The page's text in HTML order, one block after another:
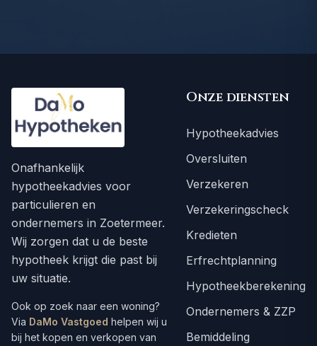
Onafhankelijk
hypotheekadvies voor
particulieren en
ondernemers in Zoetermeer.
Wij zorgen dat u de beste
hypotheek krijgt die past bij
uw situatie.
Ook op zoek naar een woning?
Via DaMo Vastgoed helpen wij u
bij het kopen en verkopen van
Onze diensten
Hypotheekadvies
Oversluiten
Verzekeren
Verzekeringscheck
Kredieten
Erfrechtplanning
Hypotheekberekening
Ondernemers & ZZP
Bemiddeling